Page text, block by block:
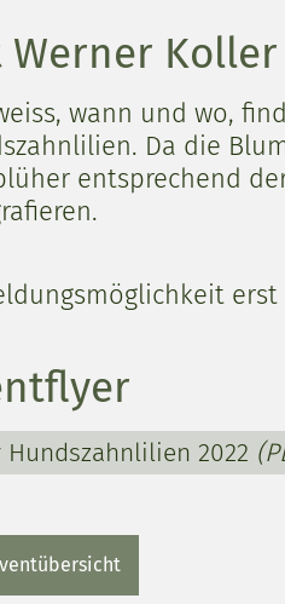
Werner Koller
wann und wo,
Da die
entsprechend
Hundszahnlilien 2022